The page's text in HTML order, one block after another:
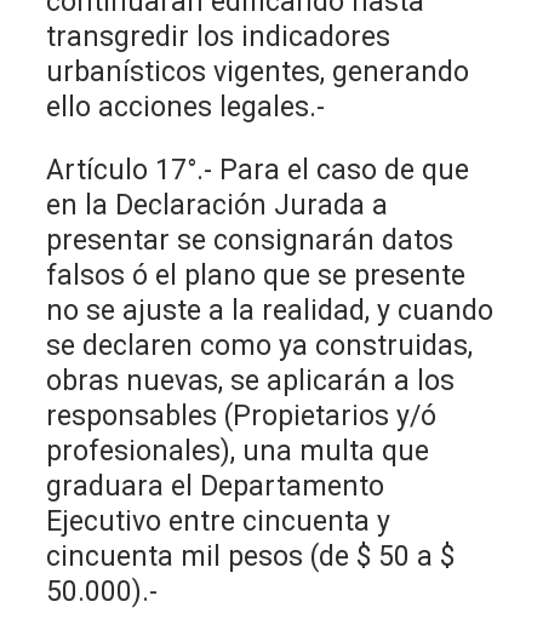
transgredir los indicadores
urbanísticos vigentes, generando
ello acciones legales.-
Artículo 17°.- Para el caso de que
en la Declaración Jurada a
presentar se consignarán datos
falsos ó el plano que se presente
no se ajuste a la realidad, y cuando
se declaren como ya construidas,
obras nuevas, se aplicarán a los
responsables (Propietarios y/ó
profesionales), una multa que
graduara el Departamento
Ejecutivo entre cincuenta y
cincuenta mil pesos (de $ 50 a $
50.000).-